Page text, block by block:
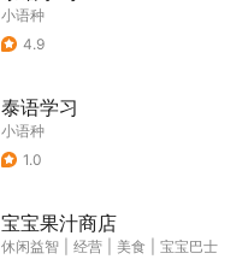
小语种
4.9
泰语学习
小语种
1.0
宝宝果汁商店
休闲益智 经营 美食
宝宝巴士